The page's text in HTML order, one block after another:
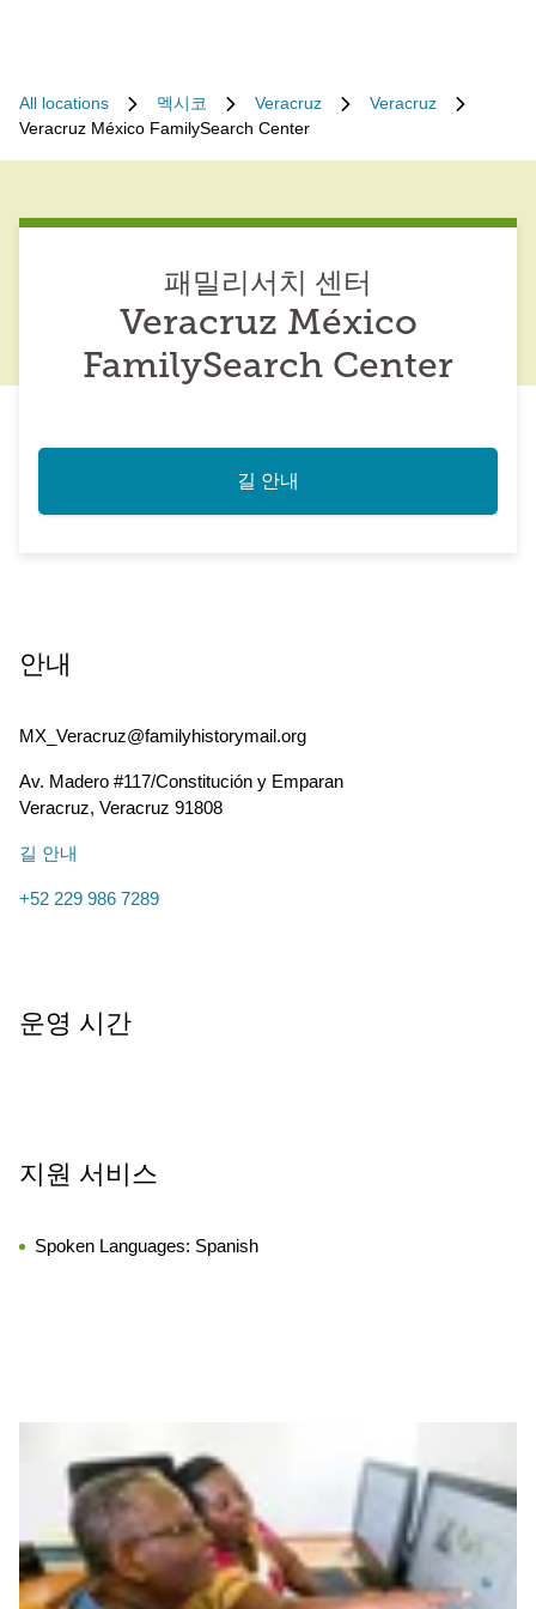
All locations 멕시코 Veracruz
Veracruz
Veracruz México FamilySearch Center
패밀리서치 센터
Veracruz México
FamilySearch Center
길 안내
안내
MX_Veracruz@familyhistorymail.org
Av. Madero #117/Constitución y Emparan
Veracruz, Veracruz 91808
길 안내
+52 229 986 7289
운영 시간
지원 서비스
Spoken Languages: Spanish